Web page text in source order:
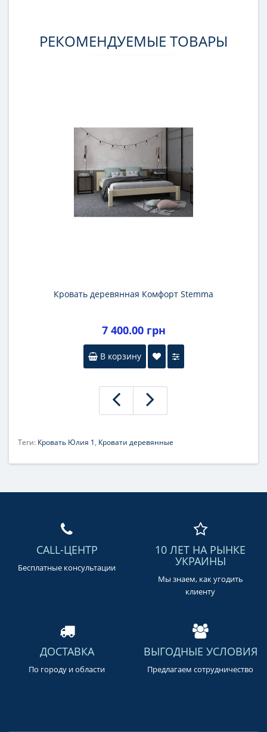
РЕКОМЕНДУЕМЫЕ ТОВАРЫ
Кровать деревянная Комфорт Stemma
7 400.00 грн
В корзину
Теги: Кровать Юлия 1, Кровати деревянные
CALL-ЦЕНТР
Бесплатные консультации
10 ЛЕТ НА РЫНКЕ
УКРАИНЫ
Мы знаем, как угодить
клиенту
ДОСТАВКА
По городу и области
ВЫГОДНЫЕ УСЛОВИЯ
Предлагаем сотрудничество